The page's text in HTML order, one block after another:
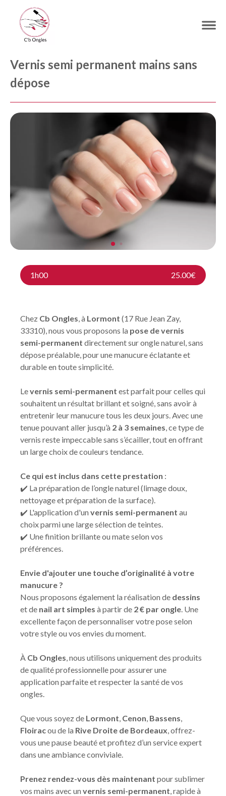
Vernis semi permanent mains sans
dépose
1h00 25.00€
Chez Cb Ongles, à Lormont (17 Rue Jean Zay,
33310), nous vous proposons la pose de vernis
semi-permanent directement sur ongle naturel, sans
dépose préalable, pour une manucure éclatante et
durable en toute simplicité.
Levernis semi-permanent est parfait pour celles qui
souhaitent un résultat brillant et soigné, sans avoir à
entretenir leur manucure tous les deux jours. Avec une
tenue pouvant aller jusqu’à 2 à 3 semaines, ce type de
vernis reste impeccable sans s’écailler, tout en offrant
un large choix de couleurs tendance.
Ce qui est inclus dans cette prestation :
✔️ La préparation de l’ongle naturel (limage doux,
nettoyage et préparation de la surface).
✔️ L'application d'un vernis semi-permanent au
choix parmi une large sélection de teintes.
✔️ Une finition brillante ou mate selon vos
préférences.
Envie d'ajouter une touche d’originalité à votre
manucure ?
Nous proposons également la réalisation de dessins
et de nail art simples à partir de 2 € par ongle. Une
excellente façon de personnaliser votre pose selon
votre style ou vos envies du moment.
À Cb Ongles, nous utilisons uniquement des produits
de qualité professionnelle pour assurer une
application parfaite et respecter la santé de vos
ongles.
Que vous soyez de Lormont, Cenon, Bassens,
Floiracou de la Rive Droite de Bordeaux, offrez-
vous une pause beauté et profitez d’un service expert
dans une ambiance conviviale.
Prenez rendez-vous dès maintenant pour sublimer
vos mains avec un vernis semi-permanent, rapide à